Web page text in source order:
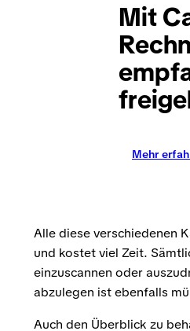
Mit
Mehr
Alle diese verschiedenen
und kostet viel Zeit.
einzuscannen oder
abzulegen ist ebenfalls
Auch den Überblick zu